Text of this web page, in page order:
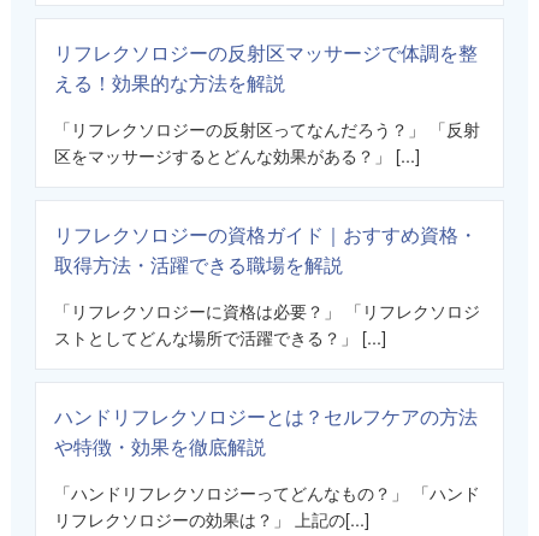
リフレクソロジーの反射区マッサージで体調を整
える！効果的な方法を解説
「リフレクソロジーの反射区ってなんだろう？」 「反射
区をマッサージするとどんな効果がある？」 [...]
リフレクソロジーの資格ガイド｜おすすめ資格・
取得方法・活躍できる職場を解説
「リフレクソロジーに資格は必要？」 「リフレクソロジ
ストとしてどんな場所で活躍できる？」 [...]
ハンドリフレクソロジーとは？セルフケアの方法
や特徴・効果を徹底解説
「ハンドリフレクソロジーってどんなもの？」 「ハンド
リフレクソロジーの効果は？」 上記の[...]